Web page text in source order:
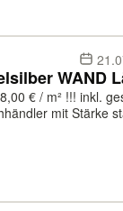
€ / m² !!! inkl.
und Stärken.